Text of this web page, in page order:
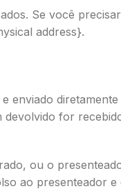
Se você
address}.
enviado
for
ou o
ao presenteador